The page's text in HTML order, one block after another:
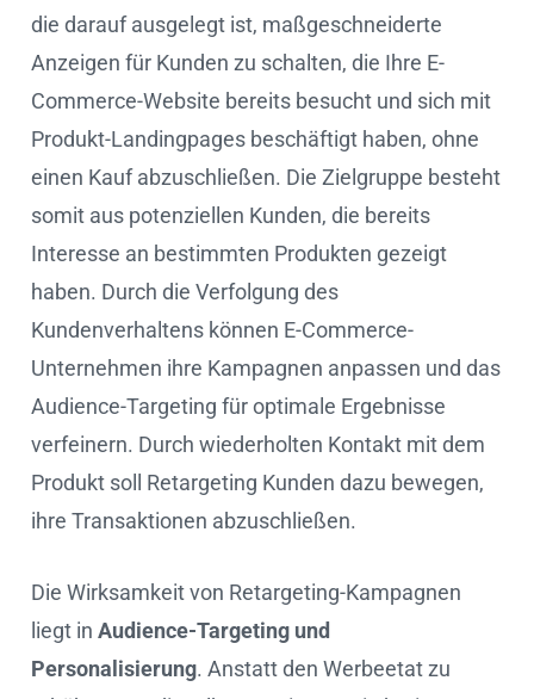
die darauf ausgelegt ist, maßgeschneiderte
Anzeigen für Kunden zu schalten, die Ihre E-
Commerce-Website bereits besucht und sich mit
Produkt-Landingpages beschäftigt haben, ohne
einen Kauf abzuschließen. Die Zielgruppe besteht
somit aus potenziellen Kunden, die bereits
Interesse an bestimmten Produkten gezeigt
haben. Durch die Verfolgung des
Kundenverhaltens können E-Commerce-
Unternehmen ihre Kampagnen anpassen und das
Audience-Targeting für optimale Ergebnisse
verfeinern. Durch wiederholten Kontakt mit dem
Produkt soll Retargeting Kunden dazu bewegen,
ihre Transaktionen abzuschließen.
Die Wirksamkeit von Retargeting-Kampagnen
liegt in Audience-Targeting und
Personalisierung. Anstatt den Werbeetat zu